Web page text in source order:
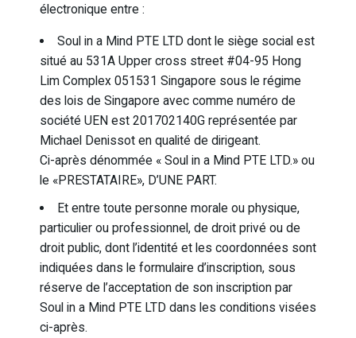
électronique entre :
Soul in a Mind PTE LTD dont le siège social est
situé au 531A Upper cross street #04-95 Hong
Lim Complex 051531 Singapore sous le régime
des lois de Singapore avec comme numéro de
société UEN est 201702140G représentée par
Michael Denissot en qualité de dirigeant.
Ci-après dénommée « Soul in a Mind PTE LTD.» ou
le «PRESTATAIRE», D’UNE PART.
Et entre toute personne morale ou physique,
particulier ou professionnel, de droit privé ou de
droit public, dont l’identité et les coordonnées sont
indiquées dans le formulaire d’inscription, sous
réserve de l’acceptation de son inscription par
Soul in a Mind PTE LTD dans les conditions visées
ci-après.